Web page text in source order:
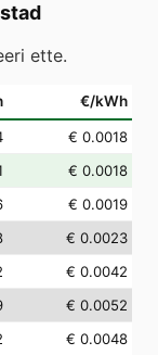
ette.
€/kWh
€ 0.0018
€ 0.0018
€ 0.0019
€ 0.0023
€ 0.0042
€ 0.0052
€ 0.0048